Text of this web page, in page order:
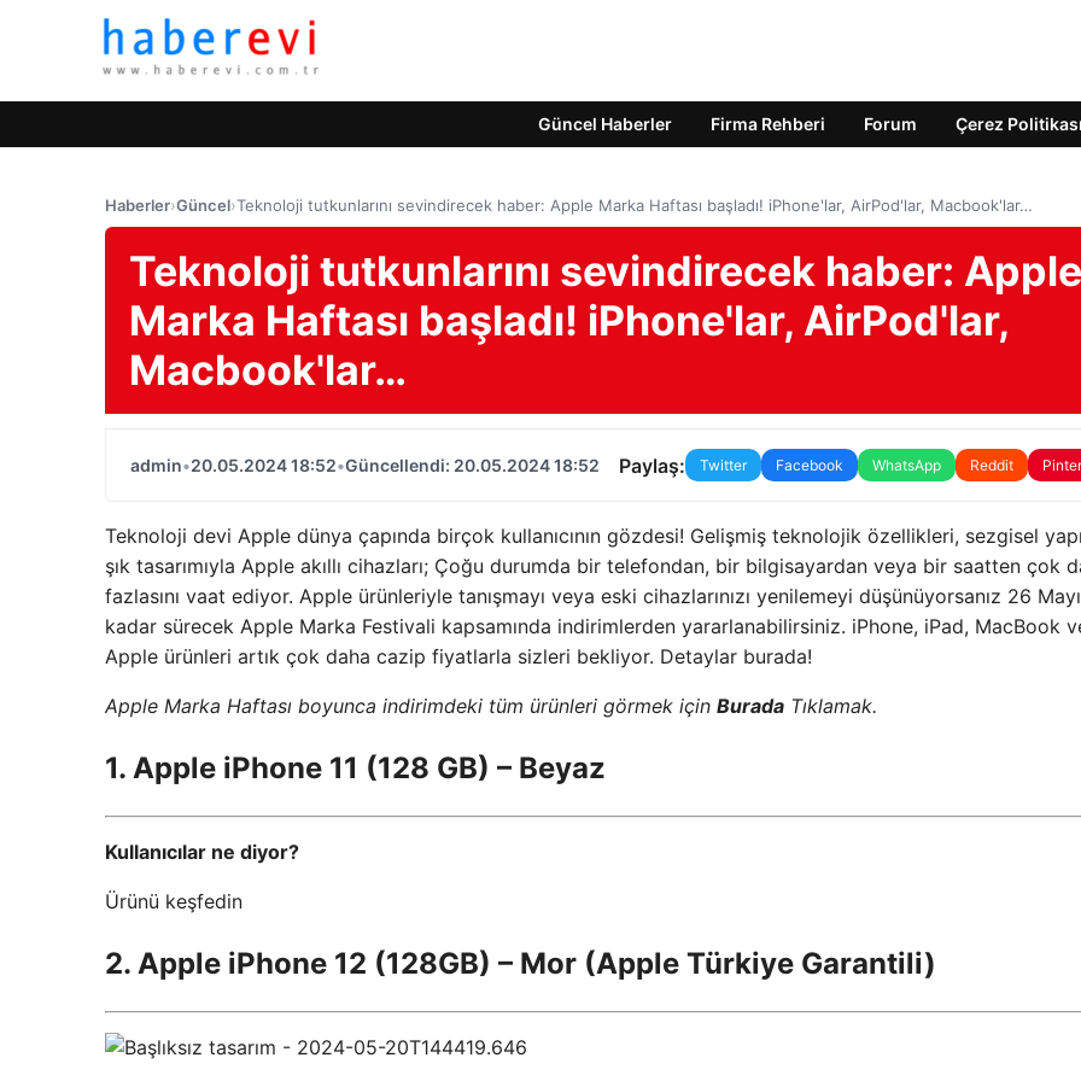
Güncel Haberler Firma Rehberi Forum Çerez Politikası
Haberler›Güncel›Teknoloji tutkunlarını sevindirecek haber: Apple Marka Haftası başladı! iPhone'lar, AirPod'lar, Macbook'lar…
Teknoloji tutkunlarını sevindirecek haber: Apple
Marka Haftası başladı! iPhone'lar, AirPod'lar,
Macbook'lar…
admin•20.05.2024 18:52•Güncellendi: 20.05.2024 18:52 Paylaş: Twitter Facebook WhatsApp Reddit
Teknoloji devi Apple dünya çapında birçok kullanıcının gözdesi! Gelişmiş teknolojik özellikleri, sezgisel
şık tasarımıyla Apple akıllı cihazları; Çoğu durumda bir telefondan, bir bilgisayardan veya bir saatten çok
fazlasını vaat ediyor. Apple ürünleriyle tanışmayı veya eski cihazlarınızı yenilemeyi düşünüyorsanız 26
kadar sürecek Apple Marka Festivali kapsamında indirimlerden yararlanabilirsiniz. iPhone, iPad, MacBook
Apple ürünleri artık çok daha cazip fiyatlarla sizleri bekliyor. Detaylar burada!
Apple Marka Haftası boyunca indirimdeki tüm ürünleri görmek için Burada Tıklamak.
1. Apple iPhone 11 (128 GB) – Beyaz
Kullanıcılar ne diyor?
Ürünü keşfedin
2. Apple iPhone 12 (128GB) – Mor (Apple Türkiye Garantili)